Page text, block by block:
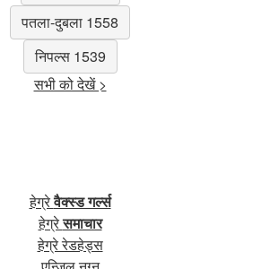
पतला-दुबला 1558
निपल्स 1539
सभी को देखें >
हेग्रेवैक्स्ड गर्ल्स
हेग्रेसमाचार
हेग्रे रेडहेड्स